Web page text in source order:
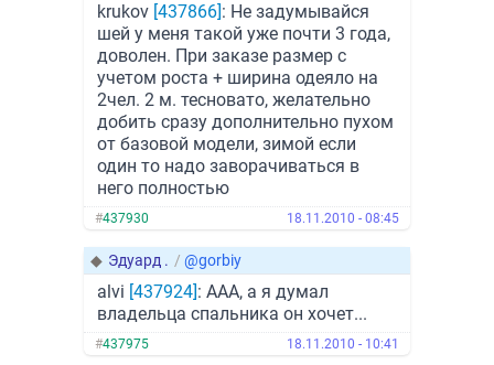
krukov [437866]: Не задумывайся
шей у меня такой уже почти 3 года,
доволен. При заказе размер с
учетом роста + ширина одеяло на
2чел. 2 м. тесновато, желательно
добить сразу дополнительно пухом
от базовой модели, зимой если
один то надо заворачиваться в
него полностью
#437930 18.11.2010 - 08:45
◆ Эдуард . / @gorbiy
alvi [437924]: ААА, а я думал
владельца спальника он хочет...
#437975 18.11.2010 - 10:41